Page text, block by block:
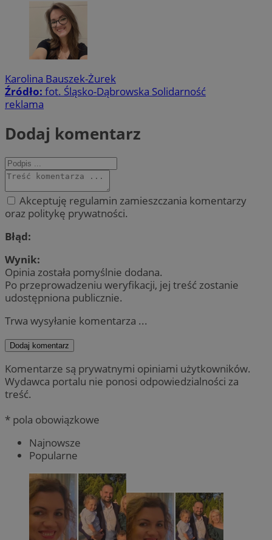
Karolina Bauszek-Żurek
Źródło: fot. Śląsko-Dąbrowska Solidarność
reklama
Dodaj komentarz
Akceptuję regulamin zamieszczania komentarzy
oraz politykę prywatności.
Błąd:
Wynik:
Opinia została pomyślnie dodana.
Po przeprowadzeniu weryfikacji, jej treść zostanie
udostępniona publicznie.
Trwa wysyłanie komentarza ...
Dodaj komentarz
Komentarze są prywatnymi opiniami użytkowników.
Wydawca portalu nie ponosi odpowiedzialności za
treść.
* pola obowiązkowe
Najnowsze
Popularne